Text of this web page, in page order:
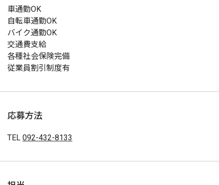
車通勤OK
自転車通勤OK
バイク通勤OK
交通費支給
各種社会保険完備
従業員割引制度有
応募方法
TEL 092-432-8133